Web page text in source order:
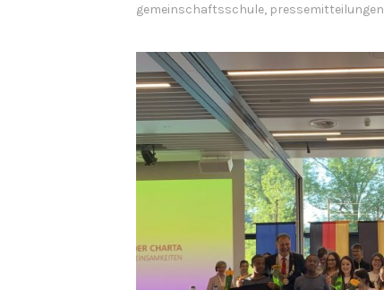
gemeinschaftsschule, pressemitteilungen